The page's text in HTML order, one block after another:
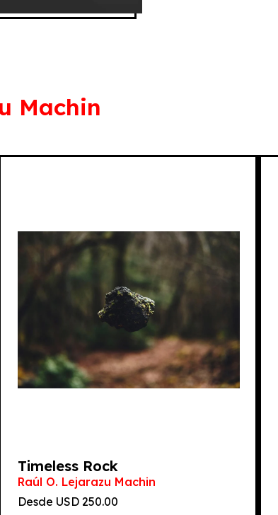
Machin
Timeless Rock
Raúl O. Lejarazu Machin
Desde
250.00